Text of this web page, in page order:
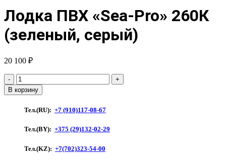
Лодка ПВХ «Sea-Pro» 260К
(зеленый, серый)
20 100 ₽
Количество
товара
Лодка
"Sea-
260К
серый)
В корзину
Тел.(RU): +7 (910)117-08-67
Тел.(BY): +375 (29)132-02-29
Тел.(KZ): +7(702)323-54-00